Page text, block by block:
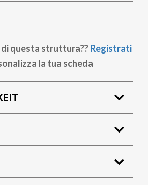
questa struttura??Registrati
la tua scheda